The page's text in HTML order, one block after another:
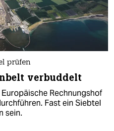
prüfen
verbuddelt
Rechnungshof
Fast ein Siebtel
sein.